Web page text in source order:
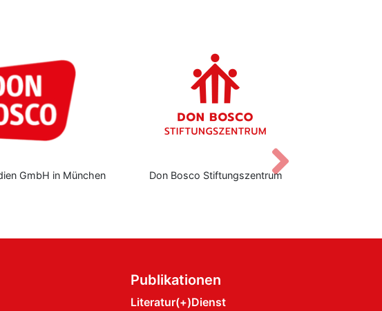
GmbH in München Don Bosco Stiftungszentrum
Publikationen
Literatur(+)Dienst